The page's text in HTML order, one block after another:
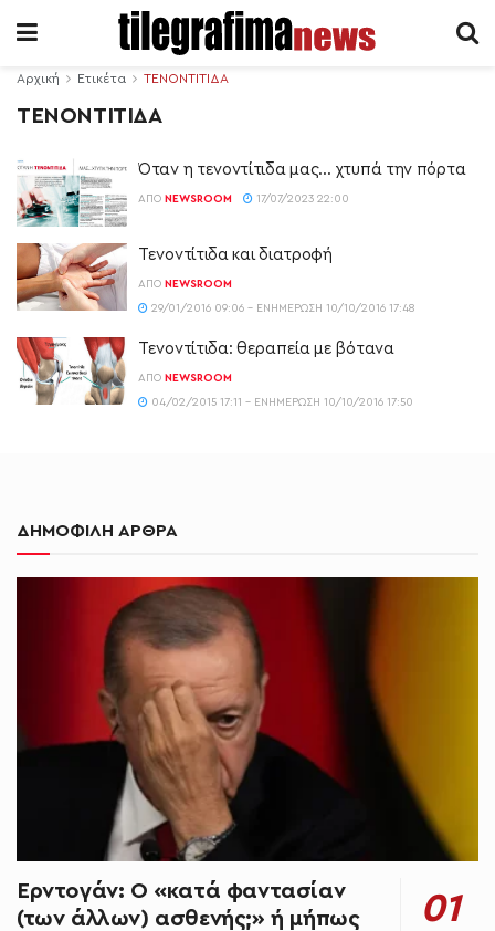
Αρχική Ετικέτα ΤΕΝΟΝΤΙΤΙΔΑ
ΤΕΝΟΝΤΙΤΙΔΑ
Όταν η τενοντίτιδα μας… χτυπά την πόρτα
ΑΠΌ NEWSROOM 17/07/2023 22:00
Τενοντίτιδα και διατροφή
ΑΠΌ NEWSROOM
29/01/2016 09:06 - ΕΝΗΜΈΡΩΣΗ 10/10/2016 17:48
Τενοντίτιδα: θεραπεία με βότανα
ΑΠΌ NEWSROOM
04/02/2015 17:11 - ΕΝΗΜΈΡΩΣΗ 10/10/2016 17:50
ΔΗΜΟΦΙΛΗ ΑΡΘΡΑ
Ερντογάν: Ο «κατά φαντασίαν
(των άλλων) ασθενής;» ή μήπως